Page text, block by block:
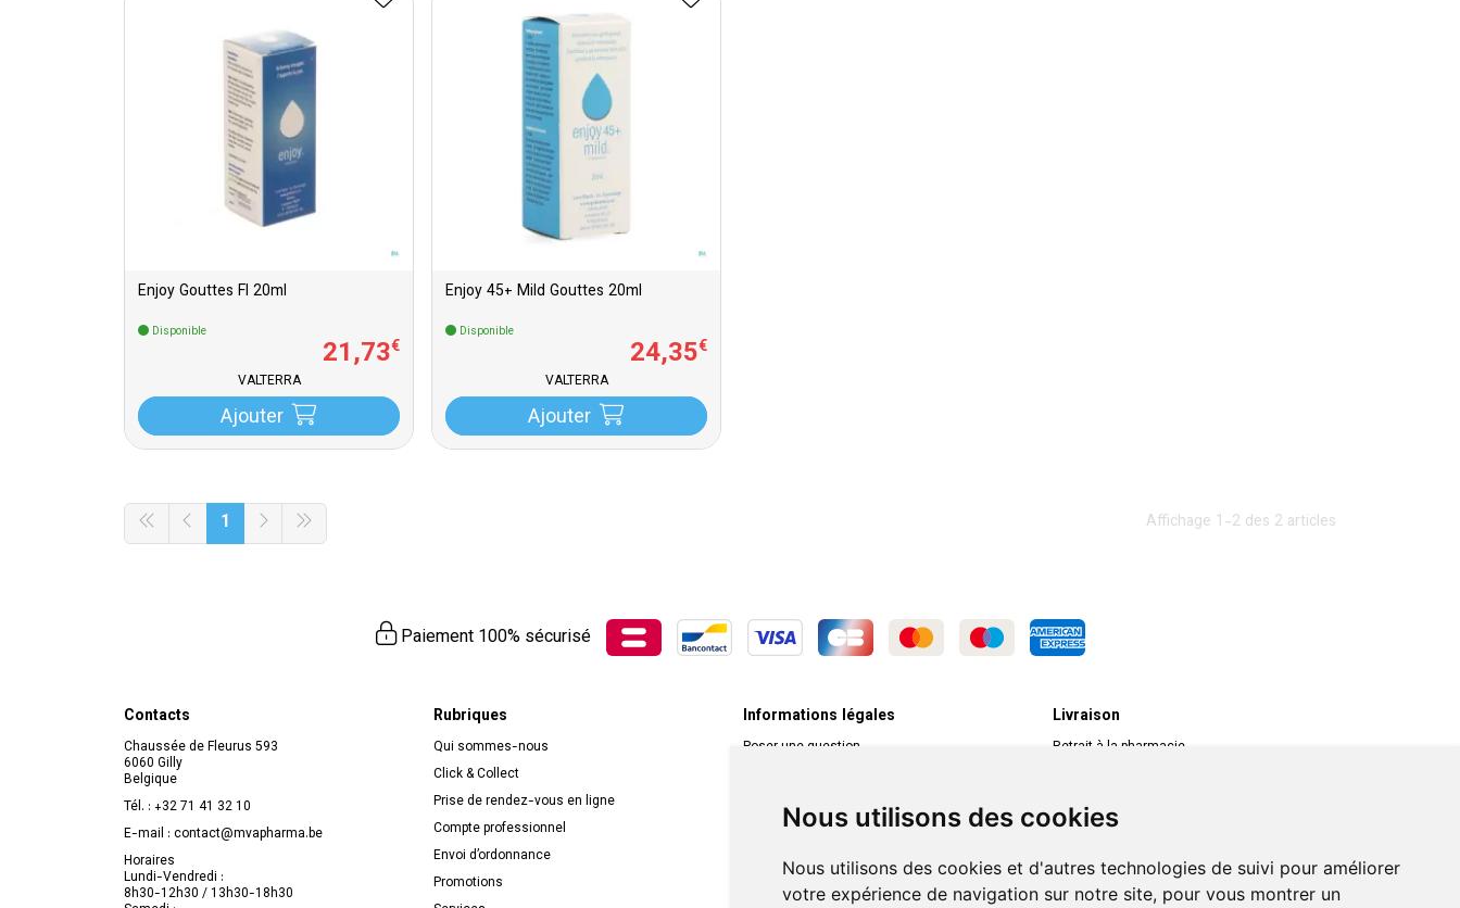
Nous utilisons des cookies
Nous utilisons des cookies et d'autres technologies de suivi pour améliorer
votre expérience de navigation sur notre site, pour vous montrer un
Enjoy Gouttes Fl 20ml
Disponible
21,73€
VALTERRA
Ajouter
Enjoy 45+ Mild Gouttes 20ml
Disponible
24,35€
VALTERRA
Ajouter
Affichage 1-2 des 2 articles
1
Paiement 100% sécurisé
Contacts
Chaussée de Fleurus 593
6060 Gilly
Belgique
Tél. : +32 71 41 32 10
E-mail : contact@mvapharma.be
Horaires
Lundi-Vendredi :
8h30-12h30 / 13h30-18h30
Rubriques
Qui sommes-nous
Click & Collect
Prise de rendez-vous en ligne
Compte professionnel
Envoi d’ordonnance
Promotions
Informations légales
Poser une question
Livraison
Retrait à la pharmacie
Livraison dans un Point Relais